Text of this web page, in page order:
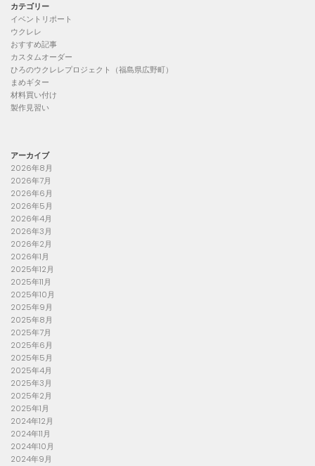
カテゴリー
イベントリポート
ウクレレ
おすすめ記事
カスタムオーダー
ひろのウクレレプロジェクト（福島県広野町）
まめギター
材料買い付け
製作見習い
アーカイブ
2026年8月
2026年7月
2026年6月
2026年5月
2026年4月
2026年3月
2026年2月
2026年1月
2025年12月
2025年11月
2025年10月
2025年9月
2025年8月
2025年7月
2025年6月
2025年5月
2025年4月
2025年3月
2025年2月
2025年1月
2024年12月
2024年11月
2024年10月
2024年9月